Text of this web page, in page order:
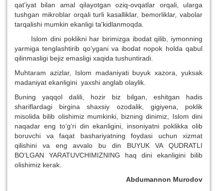
qat'iyat bilan amal qilayotgan oziq-ovqatlar orqali, ularga
tushgan mikroblar orqali turli kasalliklar, bemorliklar, vabolar
tarqalishi mumkin ekanligi ta'kidlanmoqda.
Islom dini poklikni har birimizga ibodat qilib, iymonning
yarmiga tenglashtirib qo‘ygani va ibodat nopok holda qabul
qilinmasligi bejiz emasligi xaqida tushuntiradi.
Muhtaram azizlar, Islom madaniyati buyuk xazora, yuksak
madaniyat ekanligini yaxshi anglab olaylik.
Buning yaqqol dalili, hozir biz bilgan, eshitgan hadis
shariflardagi birgina shaxsiy ozodalik, gigiyena, poklik
misolida bilib olishimiz mumkinki, bizning dinimiz, Islom dini
naqadar eng to‘g‘ri din ekanligini, insoniyatni poklikka olib
boruvchi va faqat bashariyatning foydasi uchun xizmat
qilishini va eng avvalo bu din BUYUK VA QUDRATLI
BO‘LGAN YARATUVCHIMIZNING haq dini ekanligini bilib
olishimiz kerak.
Abdumannon Murodov